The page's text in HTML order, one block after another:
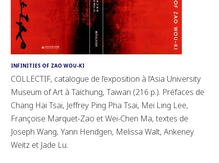
INFINITIES OF ZAO WOU-KI
COLLECTIF, catalogue de l’exposition à l’Asia University
Museum of Art à Taichung, Taiwan (216 p.). Préfaces de
Chang Hai Tsai, Jeffrey Ping Pha Tsai, Mei Ling Lee,
Françoise Marquet-Zao et Wei-Chen Ma, textes de
Joseph Wang, Yann Hendgen, Melissa Walt, Ankeney
Weitz et Jade Lu.